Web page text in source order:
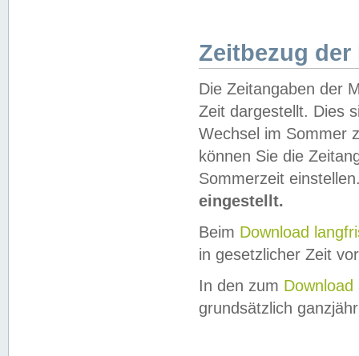
Zeitbezug der
Die Zeitangaben der
Zeit dargestellt. Dies
Wechsel im Sommer
können Sie die
Sommerzeit
eingestellt.
Beim Download
in gesetzlicher Zeit
In den zum Download
grundsätzlich